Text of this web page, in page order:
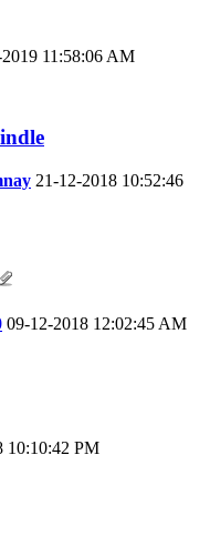
11:58:06 AM
21-12-2018 10:52:46
09-12-2018 12:02:45 AM
10:10:42 PM